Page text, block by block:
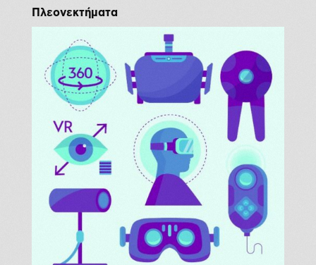
Πλεονεκτήματα